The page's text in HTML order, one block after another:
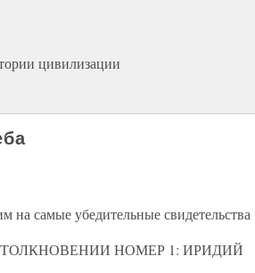
цивилизации
на самые убедительные
НОМЕР 1: ИРИДИЙ